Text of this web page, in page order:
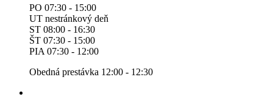
PO 07:30 - 15:00
UT nestránkový deň
ST 08:00 - 16:30
ŠT 07:30 - 15:00
PIA 07:30 - 12:00
Obedná prestávka 12:00 - 12:30